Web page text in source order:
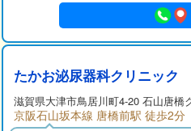
たかお泌尿器科クリニック
滋賀県大津市鳥居川町4-20 石山唐橋
京阪石山坂本線 唐橋前駅 徒歩2分